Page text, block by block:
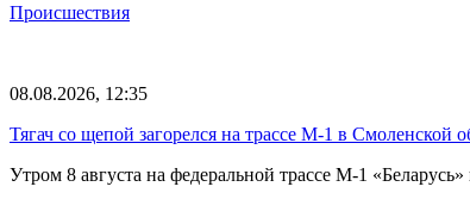
Происшествия
08.08.2026, 12:35
Тягач со щепой загорелся на трассе М-1 в Смоленской
Утром 8 августа на федеральной трассе М-1